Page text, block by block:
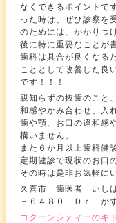
なくできるポイントで
った時は、ぜひ診察を
のためには、かかりつ
後に特に重要なことが
歯科は具合が良くなる
こととして改善した良
です！！！
親知らずの抜歯のこと
和感やかみ合わせ、入
歯や顎、お口の違和感
構いません。
また６か月以上歯科健
定期健診で現状のお口
その時は是非お気軽に
久喜市 歯医者 いし
－６４８０ Ｄｒ か
コクーンシティーのキ